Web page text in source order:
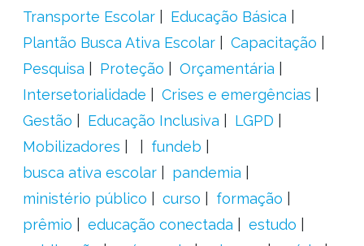
Transporte Escolar
Educação Básica
Plantão Busca Ativa Escolar
Capacitação
Pesquisa
Proteção
Orçamentária
Intersetorialidade
Crises e emergências
Gestão
Educação Inclusiva
LGPD
Mobilizadores
fundeb
busca ativa escolar
pandemia
ministério público
curso
formação
prêmio
educação conectada
estudo